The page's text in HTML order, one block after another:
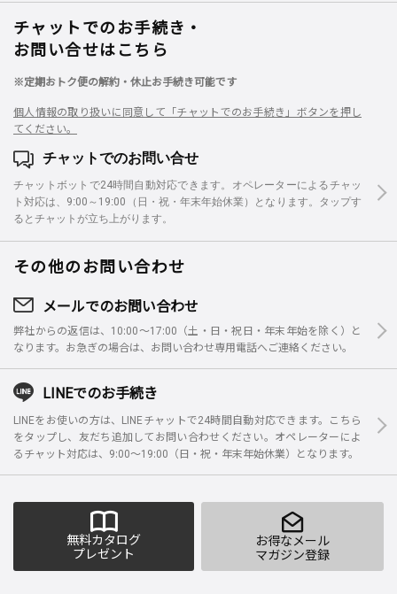
チャットでのお手続き・
お問い合せはこちら
※定期おトク便の解約・休止お手続き可能です
個人情報の取り扱いに同意して「チャットでのお手続き」ボタンを押し
てください。
チャットでのお問い合せ
チャットボットで24時間自動対応できます。オペレーターによるチャッ
ト対応は、9:00～19:00（日・祝・年末年始休業）となります。タップす
るとチャットが立ち上がります。
その他のお問い合わせ
メールでのお問い合わせ
弊社からの返信は、10:00～17:00（土・日・祝日・年末年始を除く）と
なります。お急ぎの場合は、お問い合わせ専用電話へご連絡ください。
LINEでのお手続き
LINEをお使いの方は、LINEチャットで24時間自動対応できます。こちら
をタップし、友だち追加してお問い合わせください。オペレーターによ
るチャット対応は、9:00～19:00（日・祝・年末年始休業）となります。
無料カタログ
プレゼント
お得なメール
マガジン登録